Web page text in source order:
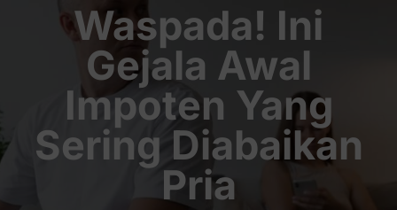
TENTANG KAMI
Waspada! Ini
Gejala Awal
Impoten Yang
Sering Diabaikan
Pria